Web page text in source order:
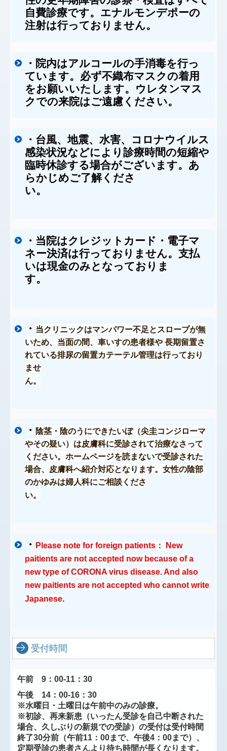
自費診療です。エナルモンデポーの
注射は行っておりません。
・院内はアルコールの手消毒を行っ
ています。必ず不織布マスクの着用
をお願いいたします。ウレタンマス
クでの来院はご遠慮ください。
・ 台風、地震、水害、コロナウイルス
感染状況などにより診療時間の短縮や
臨時休診する場合がございます。あ
らかじめご了解くださ
い。
・ 当院はクレジットカード・電子マ
ネー決済は行っておりません。支払
いは現金のみとなっておりま
す。
・ 当クリニックはマンパワー不足とスロープが無
いため、当面の間、車いすの患者様や 長期留置さ
れている排尿の留置カテーテル管理は行っており
ませ
ん。
・陰茎・陰のうにできたいぼ（尖圭コンジローマ
やその疑い）は皮膚科に受診されて治療なさって
ください。ホームページを読まないで受診された
場合、皮膚科へ紹介対応となります。女性の陰部
のかゆみは婦人科にご相談くださ
い。
・ Please note for foreign patients： New
paitients are not accepted now because of a
new type of CORONA virus disease. And also
new paitients are not accepted who cannot write
Japanese.
受付時間
午前 9：00-11：30
午後 14：00-16：30
※水曜日・土曜日は午前中のみの診療。
※初診、再来新患（いったん受診を自己中断された
場合、久しぶりの新規での受診）の受付は受付時間
終了30分前（午前11：00まで、午後4：00まで）、
定期受診の患者さんより待ち時間が長くなります。